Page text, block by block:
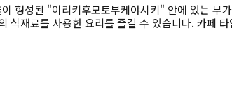
형성된 "이리키후모토부케야시키" 안에 있는 무
식재료를 사용한 요리를 즐길 수 있습니다. 카페